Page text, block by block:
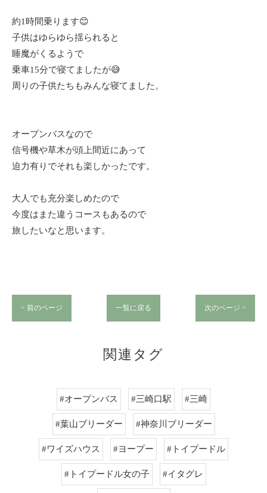
約1時間乗ります😊
子供はゆらゆら揺られると
睡魔がくるようで
乗車15分で寝てましたが😅
周りの子供たちもみんな寝てました。
オープンバスなので
信号機や草木が頭上間近にあって
迫力有りでそれも楽しかったです。
大人でも充分楽しめたので
今度はまた違うコースもあるので
旅したいなと思います。
< 前のページ 一覧に戻る 次のページ >
関連タグ
#オープンバス #三崎口駅 #三崎
#葉山ブリーダー #神奈川ブリーダー
#ワイズハウス #ヨープー #トイプードル
#トイプードル女の子 #イタグレ